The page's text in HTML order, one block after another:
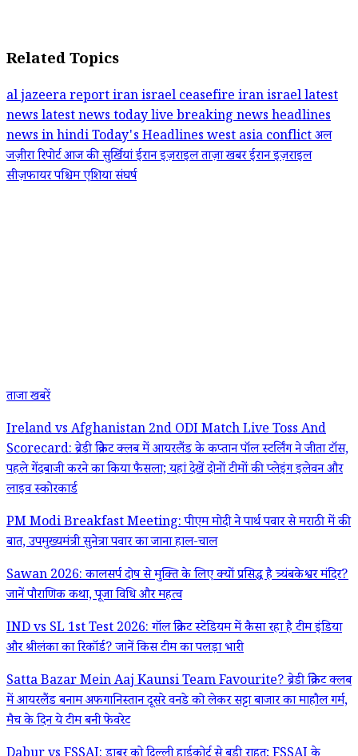
Related Topics
al jazeera reportiran israel ceasefireiran israel latest
newslatest news todaylive breaking news headlines
news in hindiToday's Headlineswest asia conflictअल
जज़ीरा रिपोर्टआज की सुर्खियांईरान इज़राइल ताज़ा खबरईरान इज़राइल
सीज़फायरपश्चिम एशिया संघर्ष
ताजा खबरें
Ireland vs Afghanistan 2nd ODI Match Live Toss And
Scorecard: ब्रेडी क्रिकेट क्लब में आयरलैंड के कप्तान पॉल स्टर्लिंग ने जीता टॉस,
पहले गेंदबाजी करने का किया फैसला; यहां देखें दोनों टीमों की प्लेइंग इलेवन और
लाइव स्कोरकार्ड
PM Modi Breakfast Meeting: पीएम मोदी ने पार्थ पवार से मराठी में की
बात, उपमुख्यमंत्री सुनेत्रा पवार का जाना हाल-चाल
Sawan 2026: कालसर्प दोष से मुक्ति के लिए क्यों प्रसिद्ध है त्र्यंबकेश्वर मंदिर?
जानें पौराणिक कथा, पूजा विधि और महत्व
IND vs SL 1st Test 2026: गॉल क्रिकेट स्टेडियम में कैसा रहा है टीम इंडिया
और श्रीलंका का रिकॉर्ड? जानें किस टीम का पलड़ा भारी
Satta Bazar Mein Aaj Kaunsi Team Favourite? ब्रेडी क्रिकेट क्लब
में आयरलैंड बनाम अफगानिस्तान दूसरे वनडे को लेकर सट्टा बाजार का माहौल गर्म,
मैच के दिन ये टीम बनी फेवरेट